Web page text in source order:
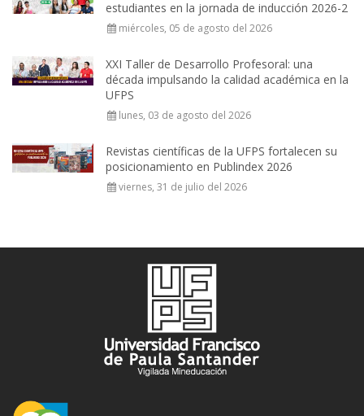
estudiantes en la jornada de inducción 2026-2
miércoles, 05 de agosto del 2026
XXI Taller de Desarrollo Profesoral: una
década impulsando la calidad académica en la
UFPS
lunes, 03 de agosto del 2026
Revistas científicas de la UFPS fortalecen su
posicionamiento en Publindex 2026
viernes, 31 de julio del 2026